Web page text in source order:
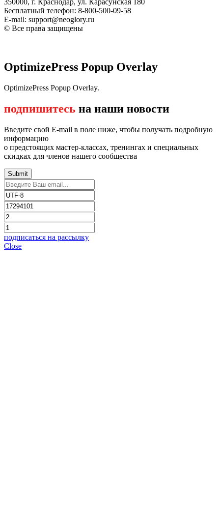
350000, г. Краснодар, ул. Карасунская 180
Бесплатный телефон: 8-800-500-09-58
E-mail: support@neoglory.ru
© Все права защищены
OptimizePress Popup Overlay
OptimizePress Popup Overlay.
подпишитесь на наши новости
Введите свой E-mail в поле ниже, чтобы получать подробную
информацию
о предстоящих мастер-классах, тренингах и специальных
скидках для членов нашего сообщества
подписаться на рассылку
Close